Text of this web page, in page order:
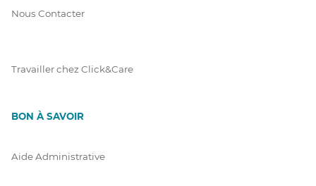
Nous Contacter
Travailler chez Click&Care
BON À SAVOIR
Aide Administrative